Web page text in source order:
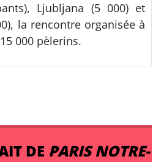
Ljubljana (5 000) et
la rencontre organisée à
000 pèlerins.
DE PARIS NOTRE-